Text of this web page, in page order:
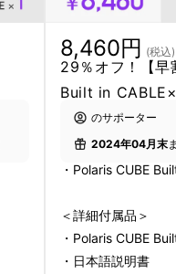
8,460円 (税込)
29％オフ！【早
Built in
のサポーター
2024年04月末
・Polaris CUBE
＜詳細付属品＞
・Polaris CUBE
・日本語説明書